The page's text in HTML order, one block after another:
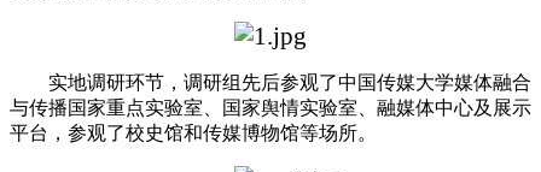
实地调研环节，调研组先后参观了中国传媒大学媒体融合
与传播国家重点实验室、国家舆情实验室、融媒体中心及展示
平台，参观了校史馆和传媒博物馆等场所。